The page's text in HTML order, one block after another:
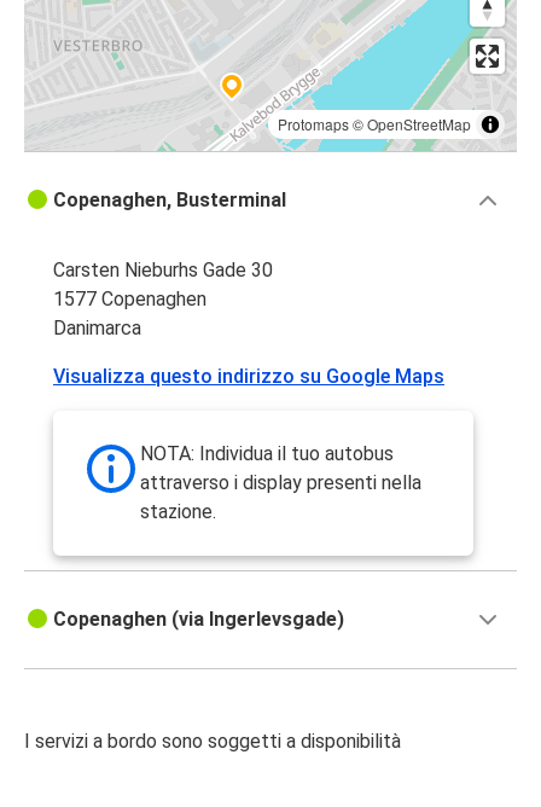
Protomaps©OpenStreetMap
Copenaghen, Busterminal
Carsten Nieburhs Gade 30
1577 Copenaghen
Danimarca
Visualizza questo indirizzo su Google Maps
NOTA: Individua il tuo autobus
attraverso i display presenti nella
stazione.
Copenaghen (via Ingerlevsgade)
I servizi a bordo sono soggetti a disponibilità